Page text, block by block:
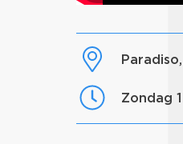
zondag